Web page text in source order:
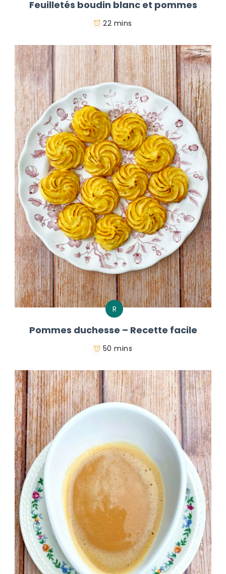
Feuilletés boudin blanc et pommes
22 mins
R
Pommes duchesse – Recette facile
50 mins